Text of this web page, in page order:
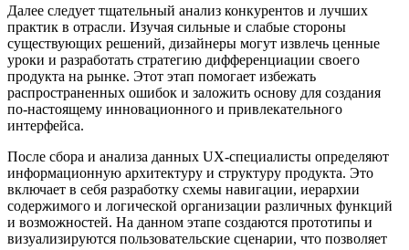
Далее следует тщательный анализ конкурентов и лучших
практик в отрасли. Изучая сильные и слабые стороны
существующих решений, дизайнеры могут извлечь ценные
уроки и разработать стратегию дифференциации своего
продукта на рынке. Этот этап помогает избежать
распространенных ошибок и заложить основу для создания
по-настоящему инновационного и привлекательного
интерфейса.
После сбора и анализа данных UX-специалисты определяют
информационную архитектуру и структуру продукта. Это
включает в себя разработку схемы навигации, иерархии
содержимого и логической организации различных функций
и возможностей. На данном этапе создаются прототипы и
визуализируются пользовательские сценарии, что позволяет